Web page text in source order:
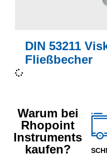
DIN 53211
Fließbecher
Warum bei
Rhopoint
Instruments
kaufen?